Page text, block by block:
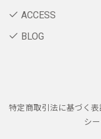
ACCESS
BLOG
特定商取引法に基づく表
シー